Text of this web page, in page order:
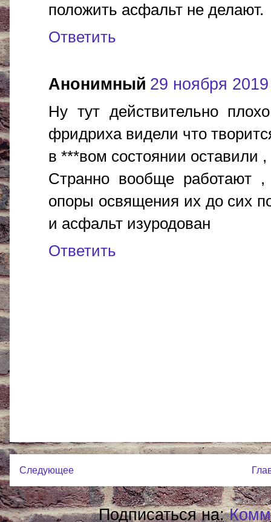
положить асфальт не делают.
Ответить
Анонимный 29 ноября 2019
Ну тут действительно
фридриха видели что
в ***вом состоянии оставили
Странно вообще работают
опоры освящения их до сих
и асфальт изуродован
Ответить
Следующее
Подписаться на: